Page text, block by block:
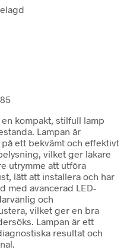
kompakt, stilfull lamp
Lampan är
ett bekvämt och effektivt
vilket ger läkare
utrymme att utföra
lätt att installera och har
med avancerad LED-
och
vilket ger en bra
Lampan är ett
resultat och